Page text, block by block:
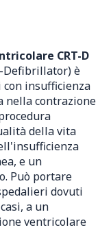
CRT-D
Defibrillator) è
insufficienza
nella contrazione
della vita
e un
Può portare
dovuti
a un
ventricolare